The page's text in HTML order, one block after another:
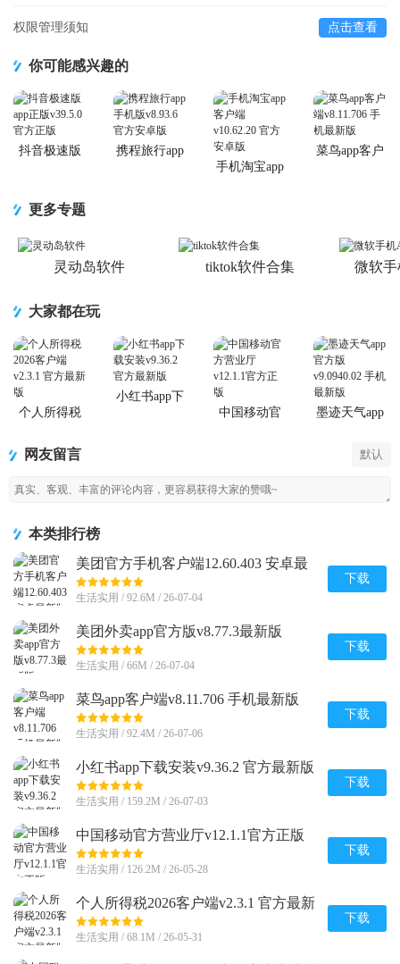
权限管理须知 点击查看
你可能感兴趣的
抖音极速版
携程旅行app
手机淘宝app
菜鸟app客户
更多专题
灵动岛软件 tiktok软件合集 微软手
大家都在玩
个人所得税
小红书app下
中国移动官
墨迹天气app
网友留言 默认
本类排行榜
美团官方手机客户端12.60.403 安卓最
新版
生活实用 / 92.6M / 26-07-04
下载
美团外卖app官方版v8.77.3最新版
生活实用 / 66M / 26-07-04
下载
菜鸟app客户端v8.11.706 手机最新版
生活实用 / 92.4M / 26-07-06
下载
小红书app下载安装v9.36.2 官方最新版
生活实用 / 159.2M / 26-07-03
下载
中国移动官方营业厅v12.1.1官方正版
生活实用 / 126.2M / 26-05-28
下载
个人所得税2026客户端v2.3.1 官方最新
版
生活实用 / 68.1M / 26-05-31
下载